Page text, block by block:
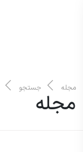
مجله جستجو
مجله